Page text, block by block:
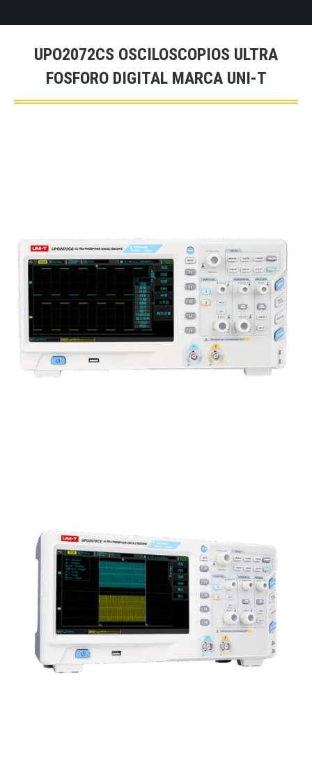
UPO2072CS OSCILOSCOPIOS ULTRA
FOSFORO DIGITAL MARCA UNI-T